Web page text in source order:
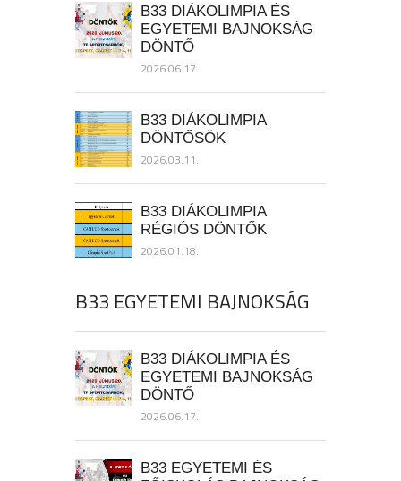
B33 DIÁKOLIMPIA ÉS
EGYETEMI BAJNOKSÁG
DÖNTŐ
2026.06.17.
B33 DIÁKOLIMPIA
DÖNTŐSÖK
2026.03.11.
B33 DIÁKOLIMPIA
RÉGIÓS DÖNTŐK
2026.01.18.
B33 EGYETEMI BAJNOKSÁG
B33 DIÁKOLIMPIA ÉS
EGYETEMI BAJNOKSÁG
DÖNTŐ
2026.06.17.
B33 EGYETEMI ÉS